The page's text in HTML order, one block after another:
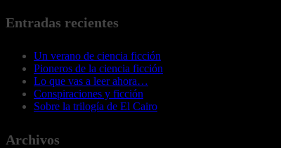
Entradas recientes
Un verano de ciencia ficción
Pioneros de la ciencia ficción
Lo que vas a leer ahora…
Conspiraciones y ficción
Sobre la trilogía de El Cairo
Archivos